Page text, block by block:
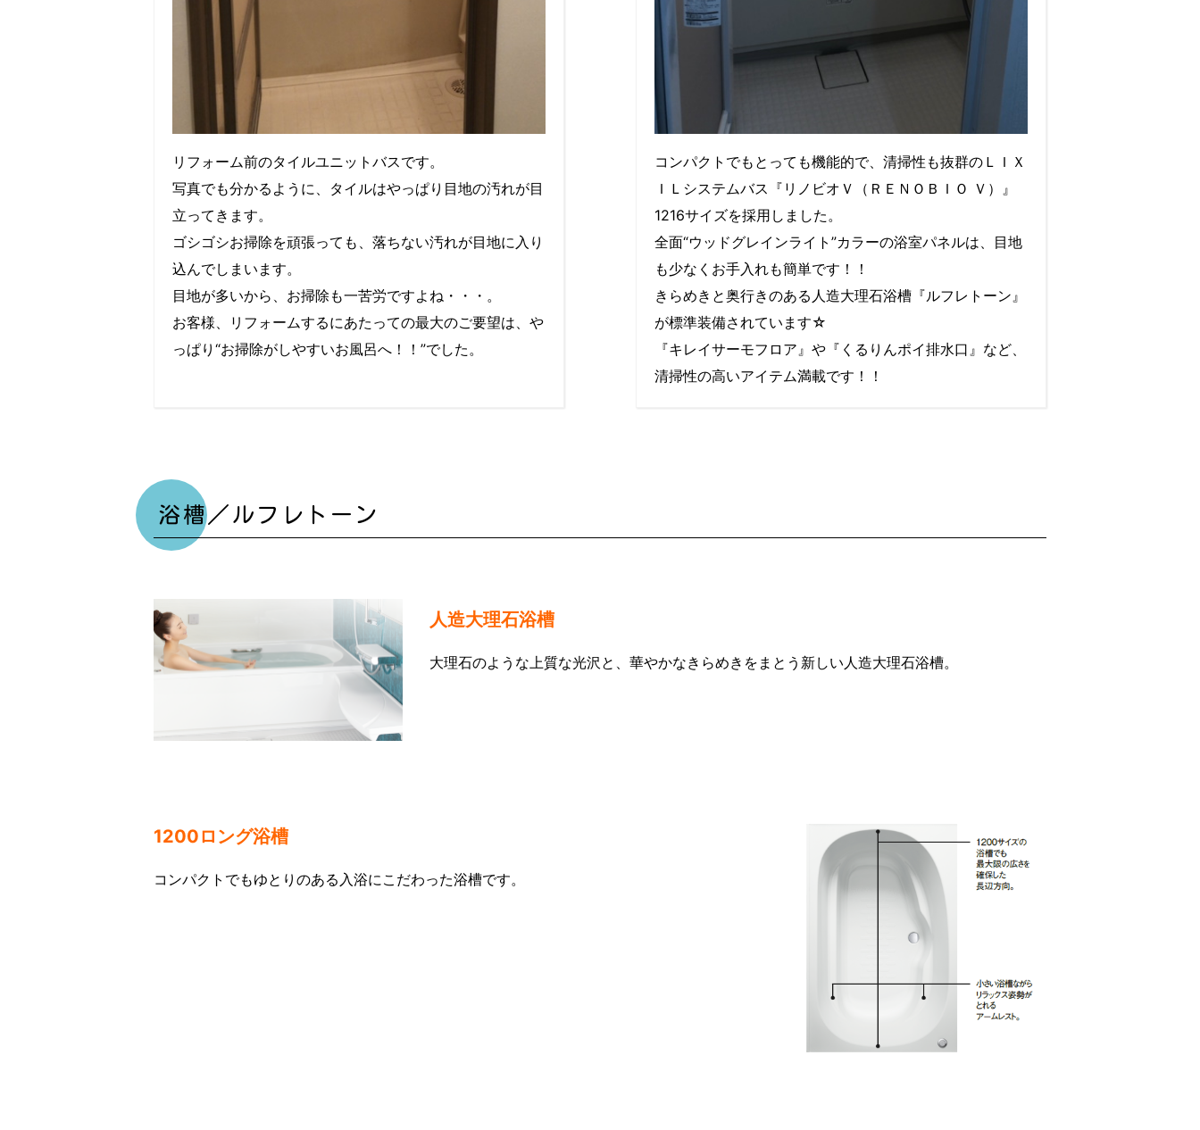
リフォーム前のタイルユニットバスです。
写真でも分かるように、タイルはやっぱり目地の汚れが目
立ってきます。
ゴシゴシお掃除を頑張っても、落ちない汚れが目地に入り
込んでしまいます。
目地が多いから、お掃除も一苦労ですよね・・・。
お客様、リフォームするにあたっての最大のご要望は、や
っぱり“お掃除がしやすいお風呂へ！！”でした。
コンパクトでもとっても機能的で、清掃性も抜群のＬＩＸ
ＩＬシステムバス『リノビオＶ（ＲＥＮＯＢＩＯ Ｖ）』
1216サイズを採用しました。
全面“ウッドグレインライト”カラーの浴室パネルは、目地
も少なくお手入れも簡単です！！
きらめきと奥行きのある人造大理石浴槽『ルフレトーン』
が標準装備されています☆
『キレイサーモフロア』や『くるりんポイ排水口』など、
清掃性の高いアイテム満載です！！
浴槽／ルフレトーン
人造大理石浴槽
大理石のような上質な光沢と、華やかなきらめきをまとう新しい人造大理石浴槽。
1200ロング浴槽
コンパクトでもゆとりのある入浴にこだわった浴槽です。